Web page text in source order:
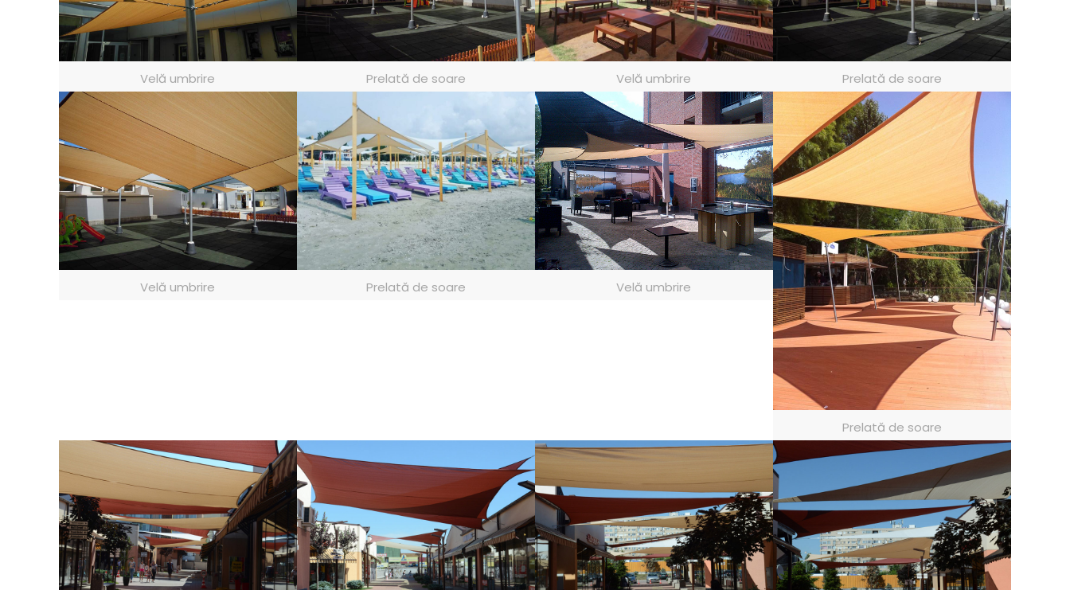
Velă umbrire Prelată de soare Velă umbrire Prelată de soare
Velă umbrire Prelată de soare Velă umbrire
Prelată de soare